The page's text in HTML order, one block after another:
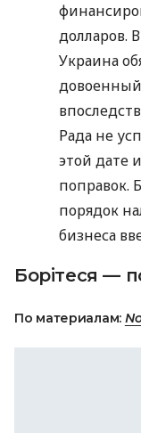
долларов.
Украина
довоенный
Рада не
этой дате
поправок.
порядок
бизнеса
Борітеся —
По материалам: